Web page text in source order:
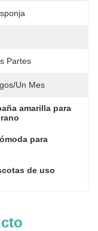
Partes
un Mes
amarilla para
para
de uso